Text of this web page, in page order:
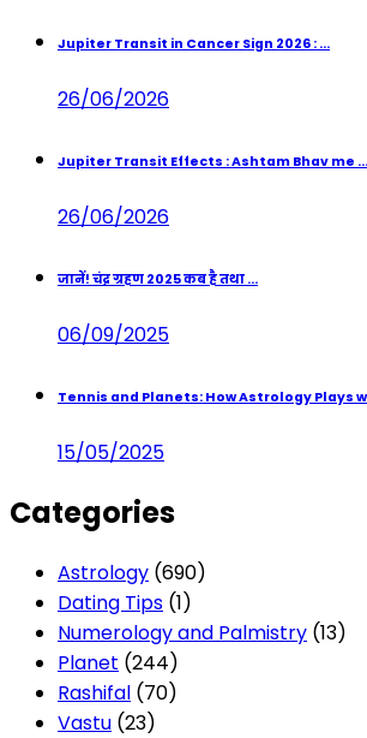
Jupiter Transit in Cancer Sign 2026 : ...
26/06/2026
Jupiter Transit Effects : Ashtam Bhav me ...
26/06/2026
जानें! चंद्र ग्रहण 2025 कब है तथा ...
06/09/2025
Tennis and Planets: How Astrology Plays
15/05/2025
Categories
Astrology (690)
Dating Tips (1)
Numerology and Palmistry (13)
Planet (244)
Rashifal (70)
Vastu (23)